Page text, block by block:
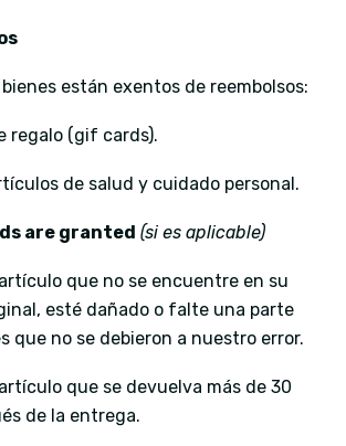
están exentos de reembolsos:
regalo (gif cards).
de salud y cuidado personal.
are granted (si es aplicable)
que no se encuentre en su
esté dañado o falte una parte
que no se debieron a nuestro error.
que se devuelva más de 30
de la entrega.